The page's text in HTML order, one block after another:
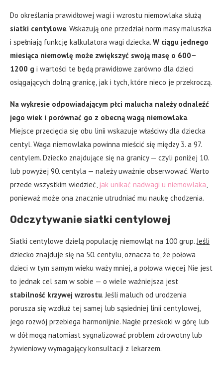
Do określania prawidłowej wagi i wzrostu niemowlaka służą
siatki centylowe. Wskazują one przedział norm masy maluszka
i spełniają funkcję kalkulatora wagi dziecka. W ciągu jednego
miesiąca niemowlę może zwiększyć swoją masę o 600–
1200 g i wartości te będą prawidłowe zarówno dla dzieci
osiągających dolną granicę, jak i tych, które nieco je przekroczą.
Na wykresie odpowiadającym płci malucha należy odnaleźć
jego wiek i porównać go z obecną wagą niemowlaka.
Miejsce przecięcia się obu linii wskazuje właściwy dla dziecka
centyl. Waga niemowlaka powinna mieścić się między 3. a 97.
centylem. Dziecko znajdujące się na granicy — czyli poniżej 10.
lub powyżej 90. centyla — należy uważnie obserwować. Warto
przede wszystkim wiedzieć, jak unikać nadwagi u niemowlaka,
ponieważ może ona znacznie utrudniać mu naukę chodzenia.
Odczytywanie siatki centylowej
Siatki centylowe dzielą populację niemowląt na 100 grup.Jeśli
dziecko znajduje się na 50. centylu, oznacza to, że połowa
dzieci w tym samym wieku waży mniej, a połowa więcej. Nie jest
to jednak cel sam w sobie — o wiele ważniejsza jest
stabilność krzywej wzrostu. Jeśli maluch od urodzenia
porusza się wzdłuż tej samej lub sąsiedniej linii centylowej,
jego rozwój przebiega harmonijnie. Nagłe przeskoki w górę lub
w dół mogą natomiast sygnalizować problem zdrowotny lub
żywieniowy wymagający konsultacji z lekarzem.